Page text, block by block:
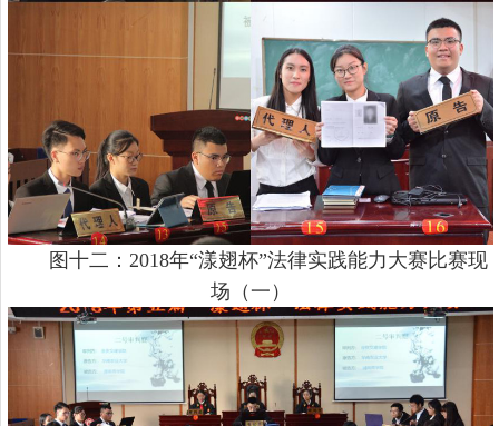
图十二： 2018年“漾翅杯”法律实践能力大赛比赛现
场（一）